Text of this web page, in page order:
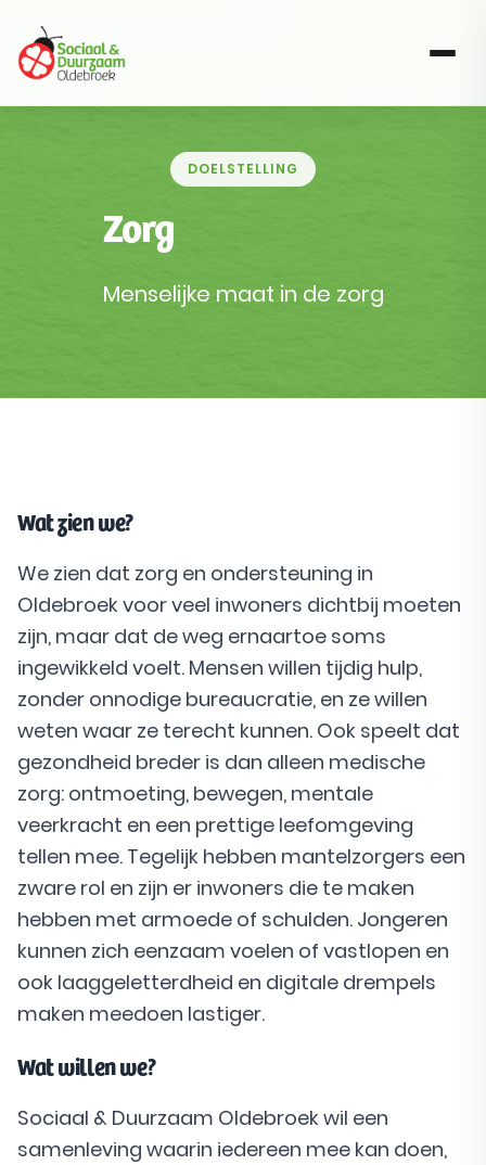
DOELSTELLING
Zorg
Menselijke maat in de zorg
Wat zien we?
We zien dat zorg en ondersteuning in
Oldebroek voor veel inwoners dichtbij moeten
zijn, maar dat de weg ernaartoe soms
ingewikkeld voelt. Mensen willen tijdig hulp,
zonder onnodige bureaucratie, en ze willen
weten waar ze terecht kunnen. Ook speelt dat
gezondheid breder is dan alleen medische
zorg: ontmoeting, bewegen, mentale
veerkracht en een prettige leefomgeving
tellen mee. Tegelijk hebben mantelzorgers een
zware rol en zijn er inwoners die te maken
hebben met armoede of schulden. Jongeren
kunnen zich eenzaam voelen of vastlopen en
ook laaggeletterdheid en digitale drempels
maken meedoen lastiger.
Wat willen we?
Sociaal & Duurzaam Oldebroek wil een
samenleving waarin iedereen mee kan doen,